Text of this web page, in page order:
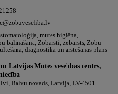
mutes higiēna,
balināšana, Zobārsti, zobārsts, Zobu
diagnostika un ārstēšanas plāns
Latvijas Mutes veselības centrs,
Balvu novads, Latvija, LV-4501